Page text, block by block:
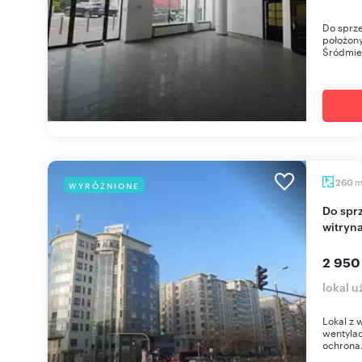
Do
WYRÓŻNIONE 260 m
Do sprzedania przestronny lokal 260 m² z
2
lokal
Lokal z